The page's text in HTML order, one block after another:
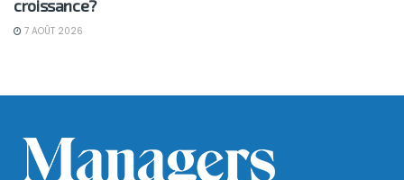
croissance?
7 AOÛT 2026